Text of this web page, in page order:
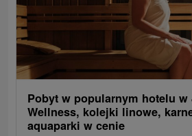
Pobyt w popularnym hotelu w
Wellness, kolejki linowe,
aquaparki w cenie